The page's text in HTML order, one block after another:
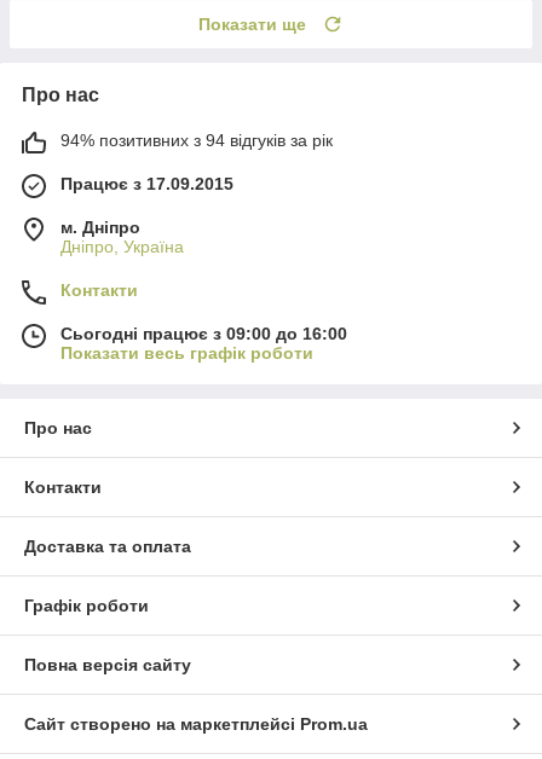
Показати ще
Про нас
94% позитивних з 94 відгуків за рік
Працює з 17.09.2015
м. Дніпро
Дніпро, Україна
Контакти
Сьогодні працює з 09:00 до 16:00
Показати весь графік роботи
Про нас
Контакти
Доставка та оплата
Графік роботи
Повна версія сайту
Сайт створено на маркетплейсі Prom.ua